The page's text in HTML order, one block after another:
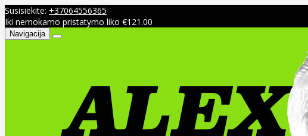
Susisiekite: +37064556365
Iki nemokamo pristatymo liko €121.00
Navigacija